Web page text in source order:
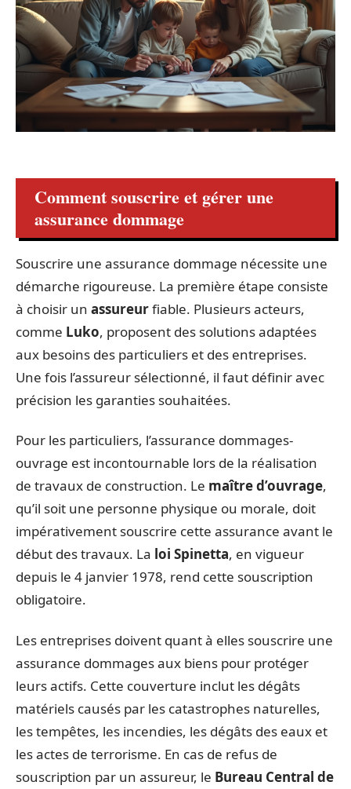
Comment souscrire et gérer une
assurance dommage
Souscrire une assurance dommage nécessite une
démarche rigoureuse. La première étape consiste
à choisir un assureurfiable. Plusieurs acteurs,
comme Luko, proposent des solutions adaptées
aux besoins des particuliers et des entreprises.
Une fois l’assureur sélectionné, il faut définir avec
précision les garanties souhaitées.
Pour les particuliers, l’assurance dommages-
ouvrage est incontournable lors de la réalisation
de travaux de construction. Le maître d’ouvrage,
qu’il soit une personne physique ou morale, doit
impérativement souscrire cette assurance avant le
début des travaux. La loi Spinetta, en vigueur
depuis le 4 janvier 1978, rend cette souscription
obligatoire.
Les entreprises doivent quant à elles souscrire une
assurance dommages aux biens pour protéger
leurs actifs. Cette couverture inclut les dégâts
matériels causés par les catastrophes naturelles,
les tempêtes, les incendies, les dégâts des eaux et
les actes de terrorisme. En cas de refus de
souscription par un assureur, le Bureau Central de